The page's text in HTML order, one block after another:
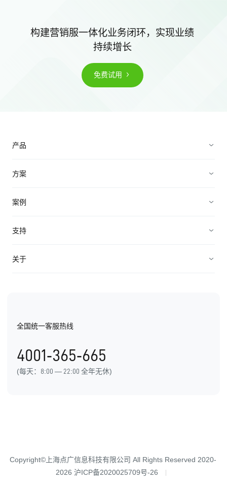
构建营销服一体化业务闭环，实现业绩
持续增长
免费试用
产品
营销获客
方案
企业直播营销方案
案例
企业服务
金融服务
支持
帮助中心
关于
EC荣誉
办公地址
全国统一客服热线
4001-365-665
(每天：8:00 — 22:00 全年无休)
Copyright©上海点广信息科技有限公司 All Rights Reserved 2020-
2026 沪ICP备2020025709号-26